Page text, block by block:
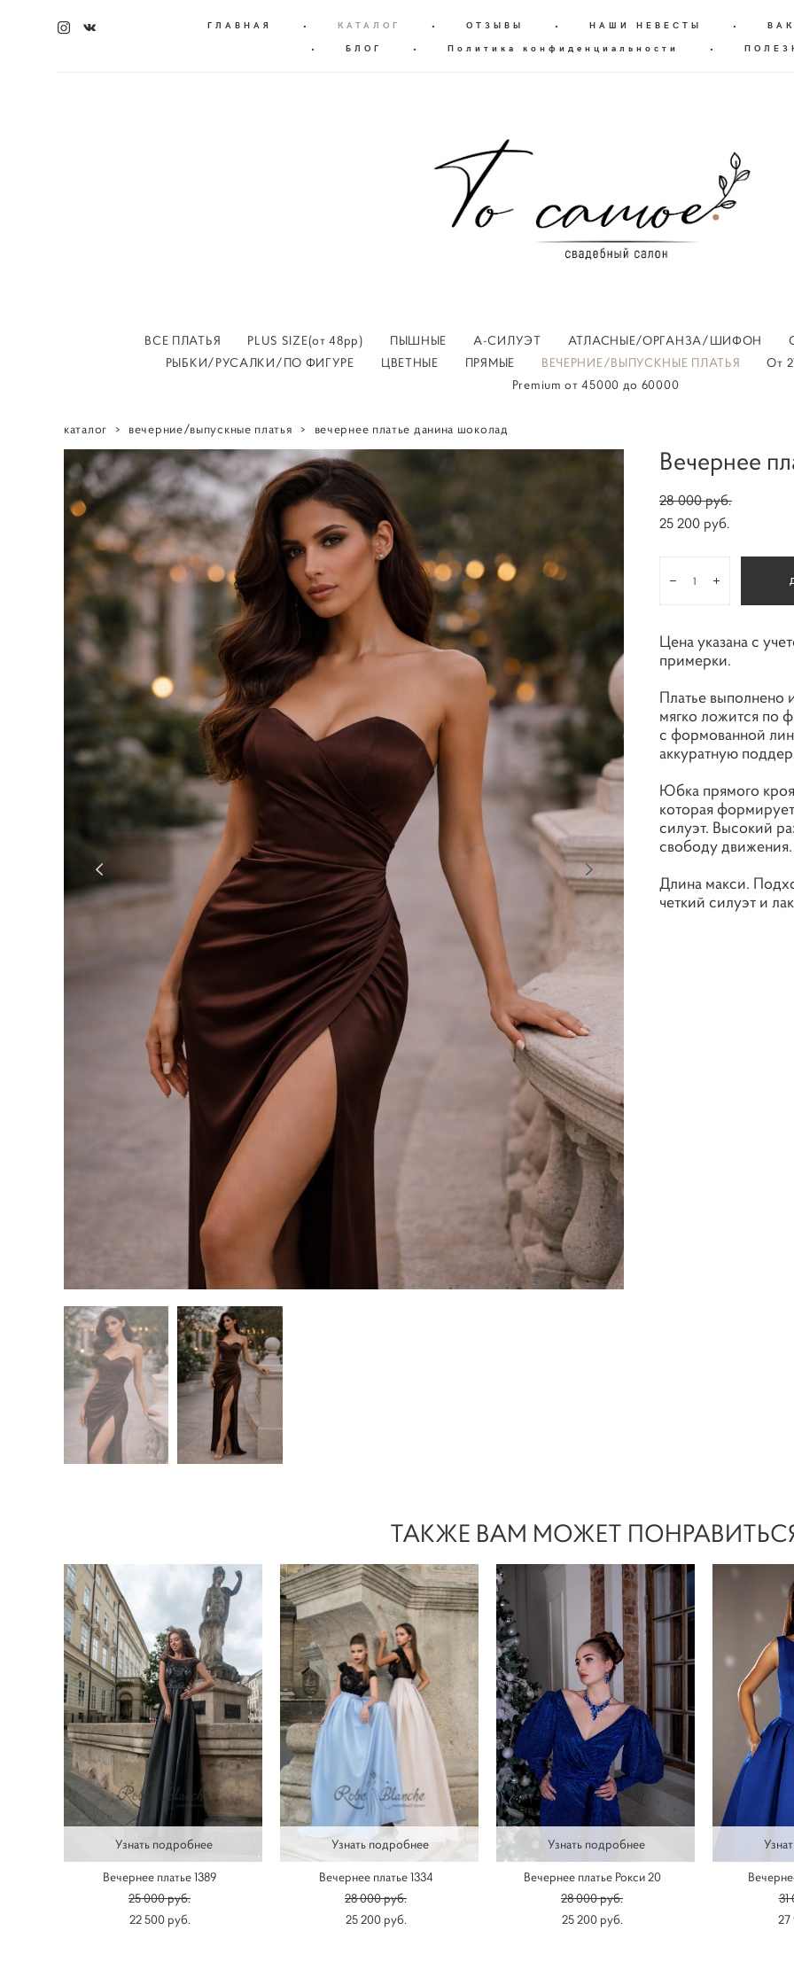
ГЛАВНАЯ • КАТАЛОГ • ОТЗЫВЫ • НАШИ НЕВЕСТЫ •
•
БЛОГ • Политика конфиденциальности •
ВСЕ ПЛАТЬЯ PLUS SIZE(от 48рр) ПЫШНЫЕ А-СИЛУЭТ АТЛАСНЫЕ/ОРГАНЗА/ШИФОН
РЫБКИ/РУСАЛКИ/ПО ФИГУРЕ
ЦВЕТНЫЕ ПРЯМЫЕ ВЕЧЕРНИЕ/ВЫПУСКНЫЕ ПЛАТЬЯ
От
Premium oт 45000 до 60000
каталог > вечерние/выпускные платья > вечернее платье данина шоколад
Вечернее
28 000 pуб.
25 200 pуб.
Цена указана с
примерки.
Платье выполнено
мягко ложится по
с формованной
аккуратную
Юбка прямого
которая
силуэт. Высокий
свободу движения.
Длина макси.
четкий силуэт и
ТАКЖЕ ВАМ МОЖЕТ
Узнать подробнее
Вечернее платье 1389
25 000 pуб.
22 500 pуб.
Узнать подробнее
Вечернее платье 1334
28 000 pуб.
25 200 pуб.
Узнать подробнее
Вечернее платье Рокси 20
28 000 pуб.
25 200 pуб.
31
27